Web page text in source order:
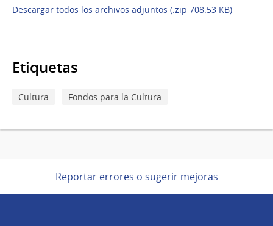
Descargar todos los archivos adjuntos (.zip 708.53 KB)
Etiquetas
Cultura Fondos para la Cultura
Reportar errores o sugerir mejoras